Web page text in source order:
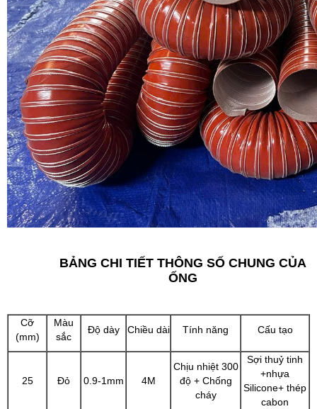
BẢNG CHI TIẾT THÔNG SỐ CHUNG CỦA
ỐNG
Cỡ
(mm)
Màu
sắc
Độ dày Chiều dài Tính năng Cấu tạo
25 Đỏ 0.9-1mm 4M
Chịu nhiệt 300
độ + Chống
cháy
Sợi thuỷ tinh
+nhựa
Silicone+ thép
cabon